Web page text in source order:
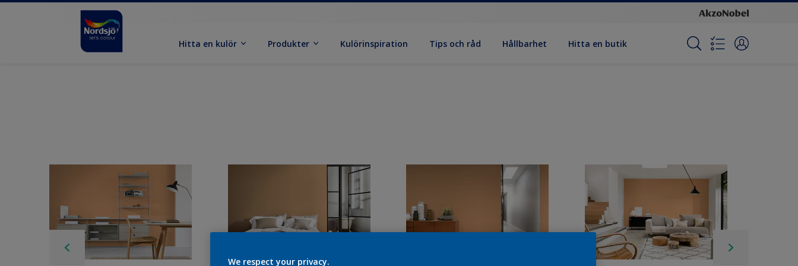
Hitta en kulör Produkter Kulörinspiration Tips och råd Hållbarhet Hitta en butik
We respect your privacy.